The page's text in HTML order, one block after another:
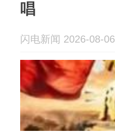
唱
闪电新闻 2026-08-06